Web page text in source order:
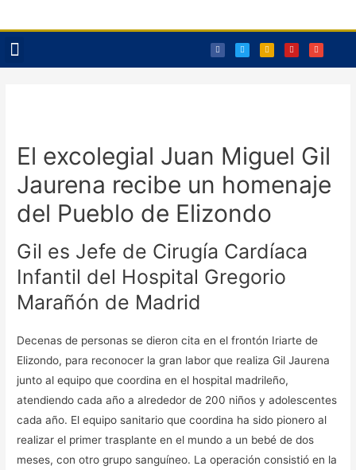
El excolegial Juan Miguel Gil
Jaurena recibe un homenaje
del Pueblo de Elizondo
Gil es Jefe de Cirugía Cardíaca
Infantil del Hospital Gregorio
Marañón de Madrid
Decenas de personas se dieron cita en el frontón Iriarte de
Elizondo, para reconocer la gran labor que realiza Gil Jaurena
junto al equipo que coordina en el hospital madrileño,
atendiendo cada año a alrededor de 200 niños y adolescentes
cada año. El equipo sanitario que coordina ha sido pionero al
realizar el primer trasplante en el mundo a un bebé de dos
meses, con otro grupo sanguíneo. La operación consistió en la